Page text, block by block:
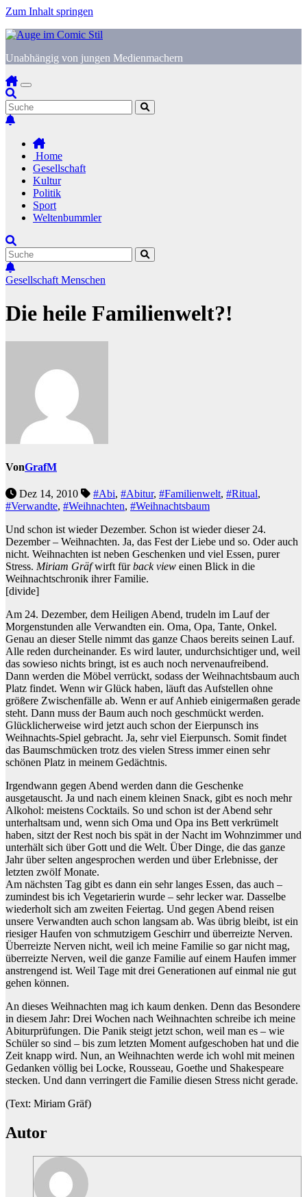
Zum Inhalt springen
Unabhängig von jungen Medienmachern
Home
Gesellschaft
Kultur
Politik
Sport
Weltenbummler
Gesellschaft Menschen
Die heile Familienwelt?!
VonGrafM
Dez 14, 2010 #Abi, #Abitur, #Familienwelt, #Ritual,
#Verwandte, #Weihnachten, #Weihnachtsbaum
Und schon ist wieder Dezember. Schon ist wieder dieser 24.
Dezember – Weihnachten. Ja, das Fest der Liebe und so. Oder auch
nicht. Weihnachten ist neben Geschenken und viel Essen, purer
Stress. Miriam Gräfwirft fürback view einen Blick in die
Weihnachtschronik ihrer Familie.
[divide]
Am 24. Dezember, dem Heiligen Abend, trudeln im Lauf der
Morgenstunden alle Verwandten ein. Oma, Opa, Tante, Onkel.
Genau an dieser Stelle nimmt das ganze Chaos bereits seinen Lauf.
Alle reden durcheinander. Es wird lauter, undurchsichtiger und, weil
das sowieso nichts bringt, ist es auch noch nervenaufreibend.
Dann werden die Möbel verrückt, sodass der Weihnachtsbaum auch
Platz findet. Wenn wir Glück haben, läuft das Aufstellen ohne
größere Zwischenfälle ab. Wenn er auf Anhieb einigermaßen gerade
steht. Dann muss der Baum auch noch geschmückt werden.
Glücklicherweise wird jetzt auch schon der Eierpunsch ins
Weihnachts-Spiel gebracht. Ja, sehr viel Eierpunsch. Somit findet
das Baumschmücken trotz des vielen Stress immer einen sehr
schönen Platz in meinem Gedächtnis.
Irgendwann gegen Abend werden dann die Geschenke
ausgetauscht. Ja und nach einem kleinen Snack, gibt es noch mehr
Alkohol: meistens Cocktails. So und schon ist der Abend sehr
unterhaltsam und, wenn sich Oma und Opa ins Bett verkrümelt
haben, sitzt der Rest noch bis spät in der Nacht im Wohnzimmer und
unterhält sich über Gott und die Welt. Über Dinge, die das ganze
Jahr über selten angesprochen werden und über Erlebnisse, der
letzten zwölf Monate.
Am nächsten Tag gibt es dann ein sehr langes Essen, das auch –
zumindest bis ich Vegetarierin wurde – sehr lecker war. Dasselbe
wiederholt sich am zweiten Feiertag. Und gegen Abend reisen
unsere Verwandten auch schon langsam ab. Was übrig bleibt, ist ein
riesiger Haufen von schmutzigem Geschirr und überreizte Nerven.
Überreizte Nerven nicht, weil ich meine Familie so gar nicht mag,
überreizte Nerven, weil die ganze Familie auf einem Haufen immer
anstrengend ist. Weil Tage mit drei Generationen auf einmal nie gut
gehen können.
An dieses Weihnachten mag ich kaum denken. Denn das Besondere
in diesem Jahr: Drei Wochen nach Weihnachten schreibe ich meine
Abiturprüfungen. Die Panik steigt jetzt schon, weil man es – wie
Schüler so sind – bis zum letzten Moment aufgeschoben hat und die
Zeit knapp wird. Nun, an Weihnachten werde ich wohl mit meinen
Gedanken völlig bei Locke, Rousseau, Goethe und Shakespeare
stecken. Und dann verringert die Familie diesen Stress nicht gerade.
(Text: Miriam Gräf)
Autor